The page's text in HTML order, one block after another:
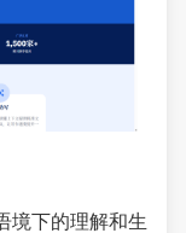
境下的理解和生